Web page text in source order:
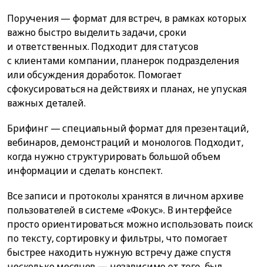
Поручения — формат для встреч, в рамках которых
важно быстро выделить задачи, сроки
и ответственных. Подходит для статусов
с клиентами компании, планерок подразделения
или обсуждения доработок. Помогает
сфокусироваться на действиях и планах, не упуская
важных деталей.
Брифинг — специальный формат для презентаций,
вебинаров, демонстраций и монологов. Подходит,
когда нужно структурировать большой объем
информации и сделать конспект.
Все записи и протоколы хранятся в личном архиве
пользователей в системе «Фокус». В интерфейсе
просто ориентироваться: можно использовать поиск
по тексту, сортировку и фильтры, что помогает
быстрее находить нужную встречу даже спустя